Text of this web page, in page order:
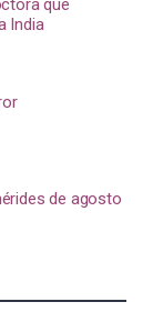
que
India
de agosto